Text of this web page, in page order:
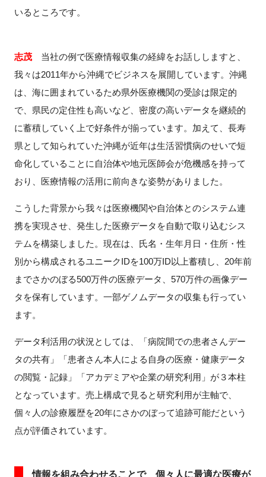
いるところです。
志茂
当社の例で医療情報収集の経緯をお話ししますと、
我々は2011年から沖縄でビジネスを展開しています。沖縄
は、海に囲まれているため県外医療機関の受診は限定的
で、県民の定住性も高いなど、密度の高いデータを継続的
に蓄積していく上で好条件が揃っています。加えて、長寿
県として知られていた沖縄が近年は生活習慣病のせいで短
命化していることに自治体や地元医師会が危機感を持って
おり、医療情報の活用に前向きな姿勢がありました。
こうした背景から我々は医療機関や自治体とのシステム連
携を実現させ、発生した医療データを自動で取り込むシス
テムを構築しました。現在は、氏名・生年月日・住所・性
別から構成されるユニークIDを100万ID以上蓄積し、 20年前
までさかのぼる500万件の医療データ、 570万件の画像デー
タを保有しています。一部ゲノムデータの収集も行ってい
ます。
データ利活用の状況としては、「病院間での患者さんデー
タの共有」「患者さん本人による自身の医療・健康データ
の閲覧・記録」「アカデミアや企業の研究利用」が３本柱
となっています。売上構成で見ると研究利用が主軸で、
個々人の診療履歴を20年にさかのぼって追跡可能だという
点が評価されています。
情報を組み合わせることで 個々人に最適な医療が